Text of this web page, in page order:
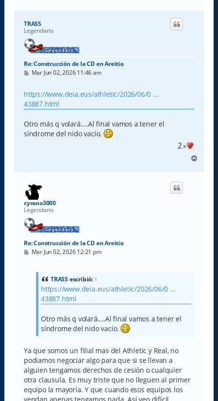
r
TRASS
Legendario
Re: Construcción de la CD en Areitio
M
s
a
j
Mar Jun 02, 2026 11:46 am
https://www.deia.eus/athletic/2026/06/0 ...
43887.html
Otro más q volará....Al final vamos a tener el
síndrome del nido vacío.
2x
r
cyrano3000
Legendario
Re: Construcción de la CD en Areitio
M
Mar Jun 02, 2026 12:21 pm
TRASS escribió: ↑
https://www.deia.eus/athletic/2026/06/0 ...
43887.html
Otro más q volará....Al final vamos a tener el
síndrome del nido vacío.
Ya que somos un filial mas del Athletic y Real, no
podiamos negociar algo para que si se llevan a
alguien tengamos derechos de cesión o cualquier
otra clausula. Es muy triste que no lleguen al primer
equipo la mayoría. Y que cuando esos equipos los